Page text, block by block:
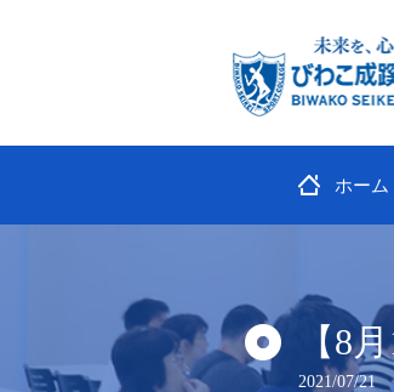
ホーム
【8
2021/07/21